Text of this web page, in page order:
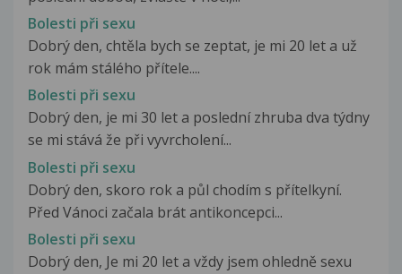
Bolesti při sexu
Dobrý den, chtěla bych se zeptat, je mi 20 let a už
rok mám stálého přítele....
Bolesti při sexu
Dobrý den, je mi 30 let a poslední zhruba dva týdny
se mi stává že při vyvrcholení...
Bolesti při sexu
Dobrý den, skoro rok a půl chodím s přítelkyní.
Před Vánoci začala brát antikoncepci...
Bolesti při sexu
Dobrý den, Je mi 20 let a vždy jsem ohledně sexu